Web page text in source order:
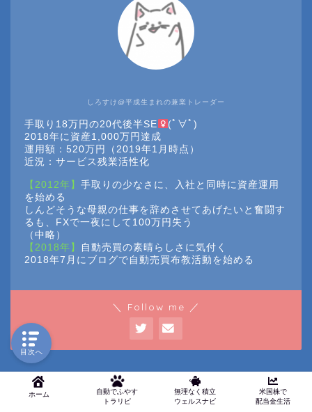
しろすけ@平成生まれの兼業トレーダー
手取り18万円の20代後半SE
(ﾟ∀ﾟ)
2018年に資産1,000万円達成
運用額：520万円（2019年1月時点）
近況：サービス残業活性化
【2012年】 手取りの少なさに、入社と同時に資産運用
を始める
しんどそうな母親の仕事を辞めさせてあげたいと奮闘す
るも、FXで一夜にして100万円失う
（中略）
【2018年】
自動売買の素晴らしさに気付く
2018年7月にブログで自動売買布教活動を始める
＼ Follow me ／
ホーム
自動でふやす
トラリピ
無理なく積立
ウェルスナビ
米国株で
配当金生活
目次へ